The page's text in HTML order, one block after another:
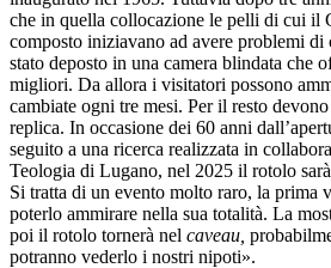
che in quella collocazione le pelli di cui il
composto iniziavano ad avere problemi
stato deposto in una camera blindata che
migliori. Da allora i visitatori possono
cambiate ogni tre mesi. Per il resto
replica. In occasione dei 60 anni
seguito a una ricerca realizzata in
Teologia di Lugano, nel 2025 il rotolo
Si tratta di un evento molto raro, la prima
poterlo ammirare nella sua totalità. La
poi il rotolo tornerà nel caveau,
potranno vederlo i nostri nipoti».